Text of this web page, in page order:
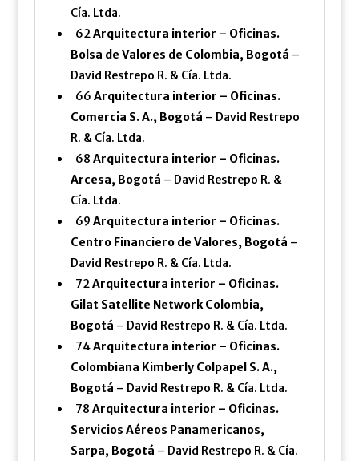
Cía. Ltda.
62Arquitectura interior – Oficinas.
Bolsa de Valores de Colombia, Bogotá –
David Restrepo R. & Cía. Ltda.
66 Arquitectura interior – Oficinas.
Comercia S. A., Bogotá – David Restrepo
R. & Cía. Ltda.
68 Arquitectura interior – Oficinas.
Arcesa, Bogotá – David Restrepo R. &
Cía. Ltda.
69 Arquitectura interior – Oficinas.
Centro Financiero de Valores, Bogotá –
David Restrepo R. & Cía. Ltda.
72Arquitectura interior – Oficinas.
Gilat Satellite Network Colombia,
Bogotá – David Restrepo R. & Cía. Ltda.
74Arquitectura interior – Oficinas.
Colombiana Kimberly Colpapel S. A.,
Bogotá – David Restrepo R. & Cía. Ltda.
78 Arquitectura interior – Oficinas.
Servicios Aéreos Panamericanos,
Sarpa, Bogotá – David Restrepo R. & Cía.